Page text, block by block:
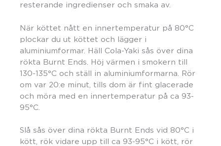
resterande ingredienser och smaka av.
När köttet nått en innertemperatur på 80°C
plockar du ut köttet och lägger i
aluminiumformar. Häll Cola-Yaki sås över dina
rökta Burnt Ends. Höj värmen i smokern till
130-135°C och ställ in aluminiumformarna. Rör
om var 20:e minut, tills dom är fint glacerade
och möra med en innertemperatur på ca 93-
95°C.
Slå sås över dina rökta Burnt Ends vid 80°C i
kött, rök vidare upp till ca 93-95°C i kött, rör